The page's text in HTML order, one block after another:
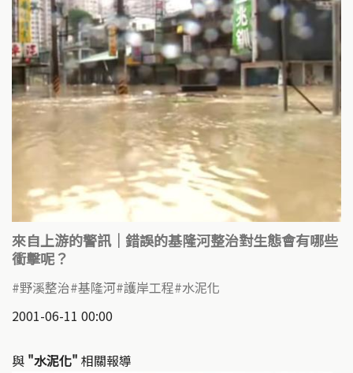
來自上游的警訊｜錯誤的基隆河整治對生態會有哪些
衝擊呢？
野溪整治 基隆河 護岸工程 水泥化
2001-06-11 00:00
與 "水泥化" 相關報導